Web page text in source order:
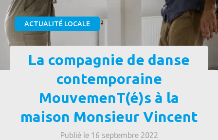
ACTUALITÉ LOCALE
La compagnie de danse
contemporaine
MouvemenT(é)s à la
maison Monsieur Vincent
Publié le 16 septembre 2022